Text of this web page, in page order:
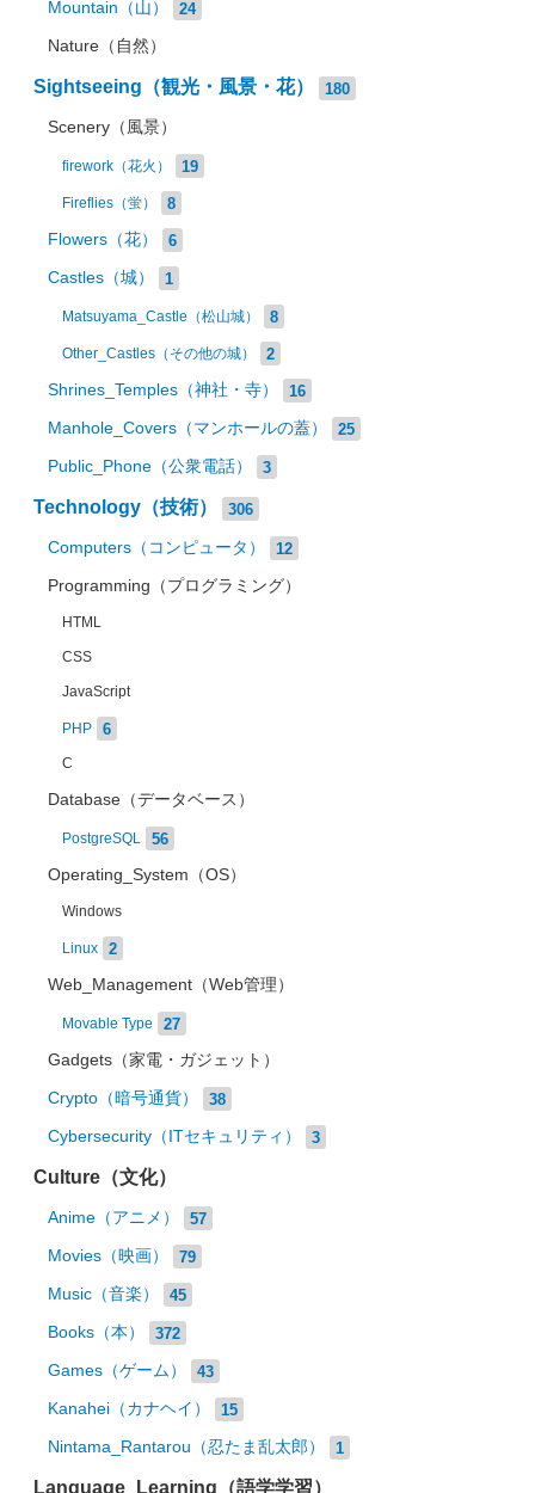
Mountain（山） 24
Nature（自然）
Sightseeing（観光・風景・花） 180
Scenery（風景）
firework（花火） 19
Fireflies（蛍） 8
Flowers（花） 6
Castles（城） 1
Matsuyama_Castle（松山城） 8
Other_Castles（その他の城） 2
Shrines_Temples（神社・寺） 16
Manhole_Covers（マンホールの蓋） 25
Public_Phone（公衆電話） 3
Technology（技術） 306
Computers（コンピュータ） 12
Programming（プログラミング）
HTML
CSS
JavaScript
PHP 6
C
Database（データベース）
PostgreSQL 56
Operating_System（OS）
Windows
Linux 2
Web_Management（Web管理）
Movable Type 27
Gadgets（家電・ガジェット）
Crypto（暗号通貨） 38
Cybersecurity（ITセキュリティ） 3
Culture（文化）
Anime（アニメ） 57
Movies（映画） 79
Music（音楽） 45
Books（本） 372
Games（ゲーム） 43
Kanahei（カナヘイ） 15
Nintama_Rantarou（忍たま乱太郎） 1
Language_Learning（語学学習）